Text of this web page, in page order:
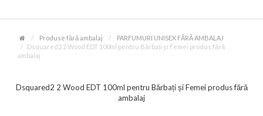
Produse fără ambalaj
PARFUMURI UNISEX FĂRĂ AMBALAJ
Dsquared2 2 Wood EDT 100ml pentru Bărbați și Femei produs fără
ambalaj
Dsquared2 2 Wood EDT 100ml pentru Bărbați și Femei produs fără
ambalaj